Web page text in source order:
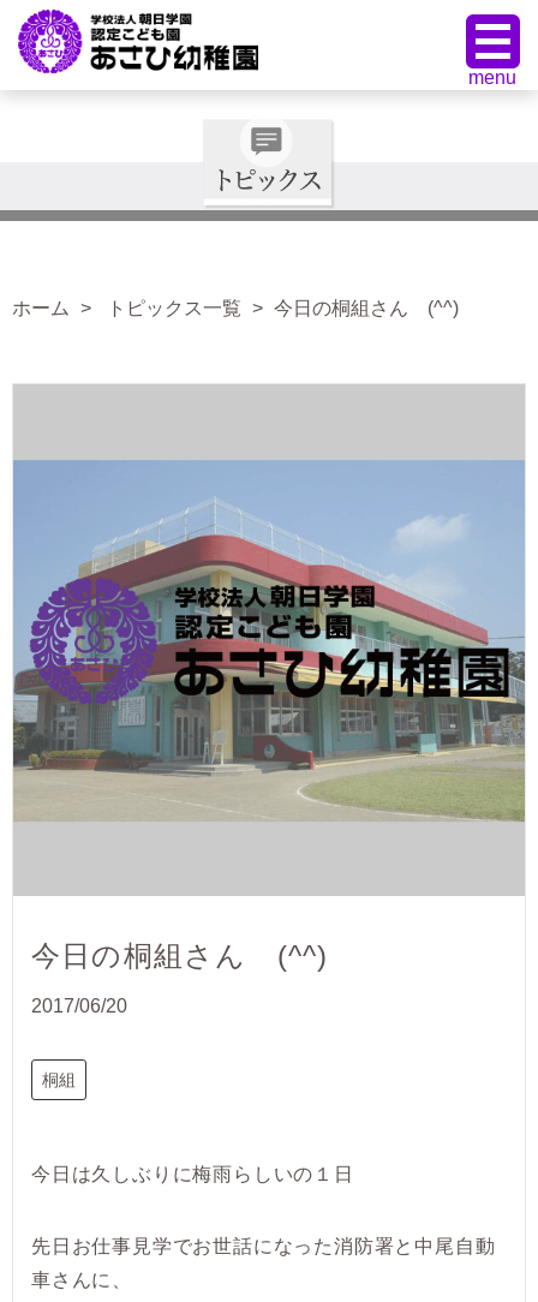
ホーム トピックス一覧 今日の桐組さん (^^)
今日の桐組さん (^^)
2017/06/20
桐組
今日は久しぶりに梅雨らしいの１日
先日お仕事見学でお世話になった消防署と中尾自動
車さんに、